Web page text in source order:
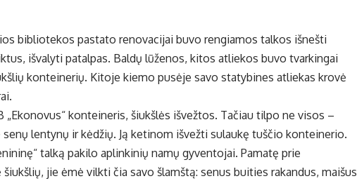
bibliotekos pastato renovacijai buvo rengiamos talkos išnešti
išvalyti patalpas. Baldų lūženos, kitos atliekos buvo tvarkingai
konteinerių. Kitoje kiemo pusėje savo statybines atliekas krovė
„Ekonovus“ konteineris, šiukšlės išvežtos. Tačiau tilpo ne visos –
lentynų ir kėdžių. Ją ketinom išvežti sulaukę tuščio konteinerio.
talką pakilo aplinkinių namų gyventojai. Pamatę prie
jie ėmė vilkti čia savo šlamštą: senus buities rakandus, maišus